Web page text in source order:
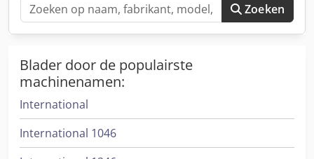
Zoeken
Blader door de populairste
machinenamen:
International
International 1046